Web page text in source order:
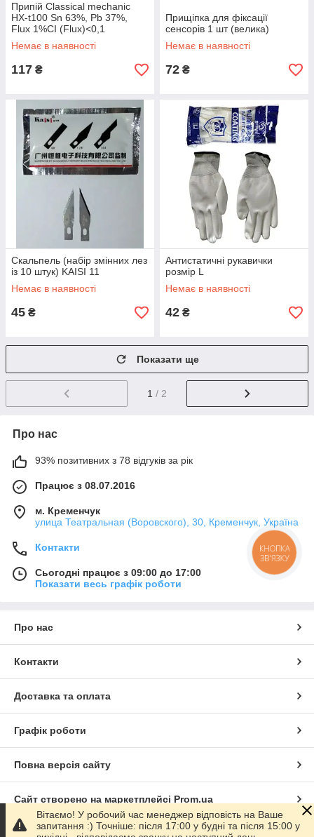
Припій Classical mechanic
HX-t100 Sn 63%, Pb 37%,
Flux 1%CI (Flux)<0,1
Expansion 75% 0,4 мм
Немає в наявності
117 ₴
Прищіпка для фіксації
сенсорів 1 шт (велика)
Немає в наявності
72 ₴
Скальпель (набір змінних лез
із 10 штук) KAISI 11
Немає в наявності
45 ₴
Антистатичні рукавички
розмір L
Немає в наявності
42 ₴
Показати ще
1 / 2
Про нас
93% позитивних з 78 відгуків за рік
Працює з 08.07.2016
м. Кременчук
улица Театральная (Воровского), 30, Кременчук, Україна
Контакти
Сьогодні працює з 09:00 до 17:00
Показати весь графік роботи
Про нас
Контакти
Доставка та оплата
Графік роботи
Повна версія сайту
Сайт створено на маркетплейсі Prom.ua
Політика конфіденційності
Вітаємо! У робочий час менеджер відповість на Ваше
запитання :) Точніше: після 17:00 у будні та після 15:00 у
КНОПКА
ЗВ'ЯЗКУ